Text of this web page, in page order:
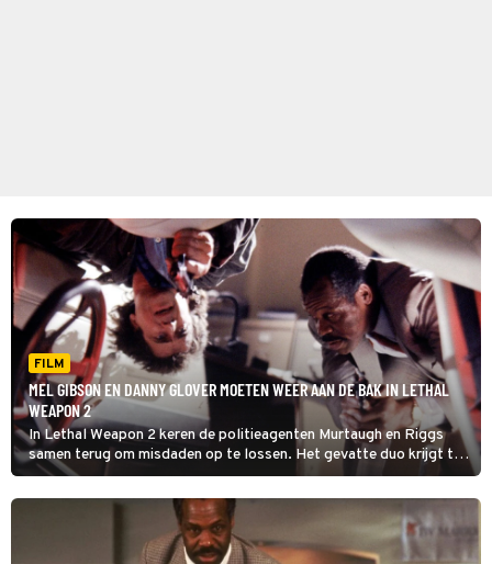
FILM
MEL GIBSON EN DANNY GLOVER MOETEN WEER AAN DE BAK IN LETHAL
WEAPON 2
In Lethal Weapon 2 keren de politieagenten Murtaugh en Riggs
samen terug om misdaden op te lossen. Het gevatte duo krijgt te
maken met corrupte Zuid-Afrikaanse diplomaten.